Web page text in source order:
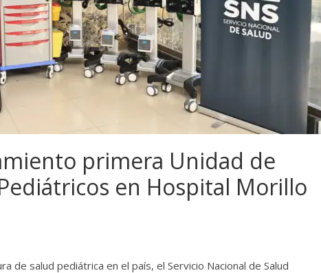
primera Unidad de
en Hospital Morillo
de salud pediátrica en el país, el Servicio Nacional de Salud